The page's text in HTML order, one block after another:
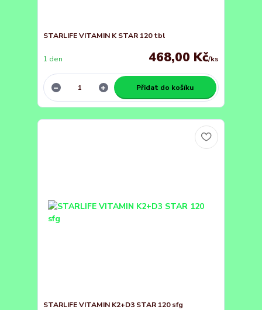
STARLIFE VITAMIN K STAR 120 tbl
468,00 Kč/ks
1 den
Přidat do košíku
STARLIFE VITAMIN K2+D3 STAR 120 sfg